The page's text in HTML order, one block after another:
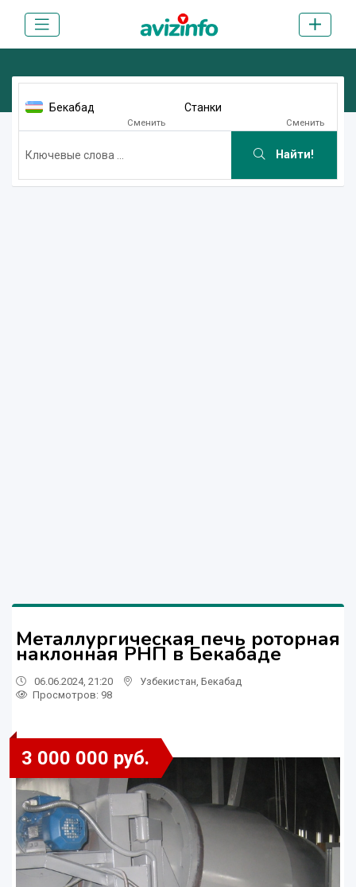
Бекабад
Сменить
Станки
Сменить
Найти!
Металлургическая печь роторная
наклонная РНП в Бекабаде
06.06.2024, 21:20 Узбекистан Бекабад
Просмотров: 98
3 000 000 руб.